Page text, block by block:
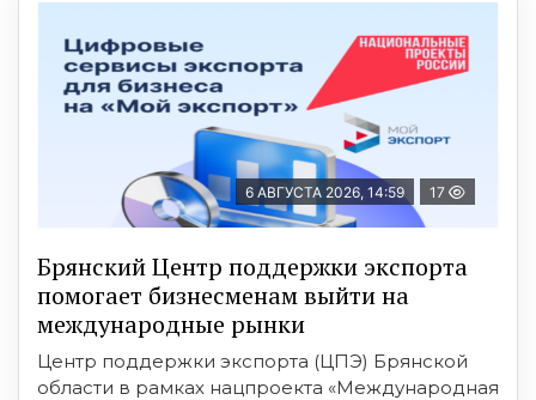
6 АВГУСТА 2026, 14:59 17
Брянский Центр поддержки экспорта
помогает бизнесменам выйти на
международные рынки
Центр поддержки экспорта (ЦПЭ) Брянской
области в рамках нацпроекта «Международная